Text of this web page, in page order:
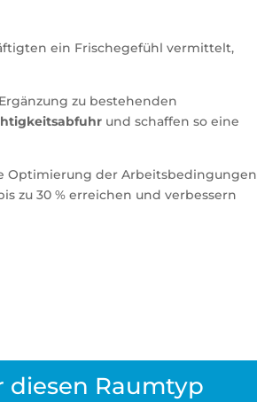
ein Frischegefühl vermittelt,
zu bestehenden
und schaffen so eine
Optimierung der Arbeitsbedingungen
zu 30 % erreichen und verbessern
diesen Raumtyp